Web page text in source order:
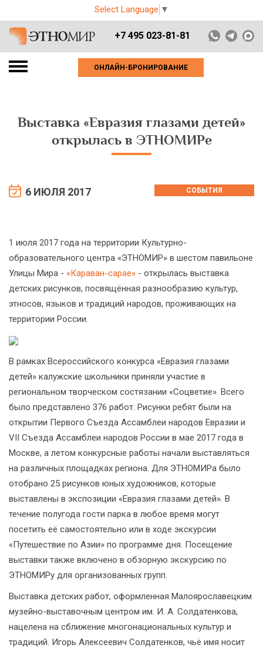
Select Language ▼
+7 495 023-81-81
ОНЛАЙН-БРОНИРОВАНИЕ
Выставка «Евразия глазами детей»
открылась в ЭТНОМИРе
6 ИЮЛЯ 2017 СОБЫТИЯ
1 июля 2017 года на территории Культурно-
образовательного центра «ЭТНОМИР» в шестом павильоне
Улицы Мира - «Караван-сарае» - открылась выставка
детских рисунков, посвящённая разнообразию культур,
этносов, языков и традиций народов, проживающих на
территории России.
В рамках Всероссийского конкурса «Евразия глазами
детей» калужские школьники приняли участие в
региональном творческом состязании «Соцветие». Всего
было представлено 376 работ. Рисунки ребят были на
открытии Первого Съезда Ассамблеи народов Евразии и
VII Съезда Ассамблеи народов России в мае 2017 года в
Москве, а летом конкурсные работы начали выставляться
на различных площадках региона. Для ЭТНОМИРа было
отобрано 25 рисунков юных художников, которые
выставлены в экспозиции «Евразия глазами детей». В
течение полугода гости парка в любое время могут
посетить её самостоятельно или в ходе экскурсии
«Путешествие по Азии» по программе дня. Посещение
выставки также включено в обзорную экскурсию по
ЭТНОМИРу для организованных групп.
Выставка детских работ, оформленная Малоярославецким
музейно-выставочным центром им. И. А. Солдатенкова,
нацелена на сближение многонациональных культур и
традиций. Игорь Алексеевич Солдатенков, чьё имя носит